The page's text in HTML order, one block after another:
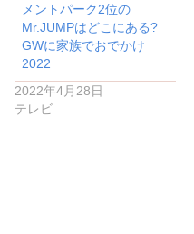
メントパーク2位の
Mr.JUMPはどこにある?
GWに家族でおでかけ
2022
2022年4月28日
テレビ